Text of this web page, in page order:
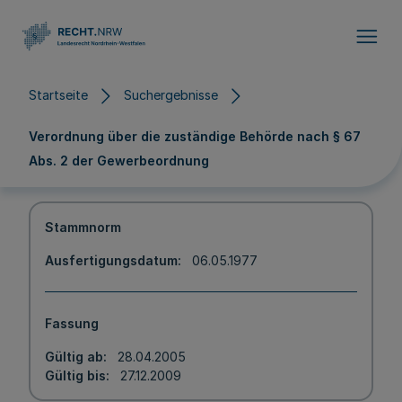
Startseite Suchergebnisse
Verordnung über die zuständige Behörde nach § 67
Abs. 2 der Gewerbeordnung
Stammnorm
Ausfertigungsdatum 06.05.1977
Fassung
Gültig ab
28.04.2005
Gültig bis
27.12.2009